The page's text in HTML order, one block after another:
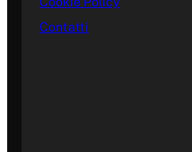
Contatti